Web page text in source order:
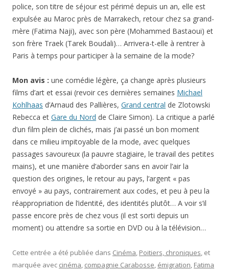
police, son titre de séjour est périmé depuis un an, elle est
expulsée au Maroc près de Marrakech, retour chez sa grand-
mère (Fatima Naji), avec son père (Mohammed Bastaoui) et
son frère Traek (Tarek Boudali)… Arrivera-t-elle à rentrer à
Paris à temps pour participer à la semaine de la mode?
Mon avis : une comédie légère, ça change après plusieurs
films d’art et essai (revoir ces dernières semaines Michael
Kohlhaas d’Arnaud des Pallières, Grand central de Zlotowski
Rebecca et Gare du Nord de Claire Simon). La critique a parlé
d’un film plein de clichés, mais j’ai passé un bon moment
dans ce milieu impitoyable de la mode, avec quelques
passages savoureux (la pauvre stagiaire, le travail des petites
mains), et une manière d’aborder sans en avoir l’air la
question des origines, le retour au pays, l’argent « pas
envoyé » au pays, contrairement aux codes, et peu à peu la
réappropriation de l’identité, des identités plutôt… A voir s’il
passe encore près de chez vous (il est sorti depuis un
moment) ou attendre sa sortie en DVD ou à la télévision…
Cette entrée a été publiée dans Cinéma, Poitiers, chroniques, et
marquée avec cinéma, compagnie Carabosse, émigration, Fatima